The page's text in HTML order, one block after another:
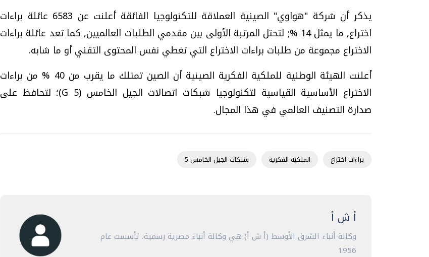
يذكر أن شركة "هواوي" الصينية العملاقة للتكنولوجيا الفائقة أعلنت عن 6583 عائلة براءات
اختراع, ما يمثل 14 %; لتحتل المرتبة الأولى بين مقدمي الطلبات العالميين, كما تعد عائلة براءات
الاختراع مجموعة من طلبات براءات الاختراع التي تغطي نفس المحتوى التقني أو ما شابه.
أعلنت الهيئة الوطنية للملكية الفكرية الصينية أن الصين تمتلك ما يقرب من 40 % من براءات
الاختراع الأساسية القياسية لتكنولوجيا شبكات اتصالات الجيل الخامس (5 G)؛ لتحافظ على
صدارة التصنيف العالمي في هذا المجال.
براءات اختراع الملكية الفكرية شبكات الجيل الخامس 5
أ ش أ
وكالة أنباء الشرق الأوسط (أ ش أ) هي وكالة أنباء مصرية رسمية، تأسست عام
1956